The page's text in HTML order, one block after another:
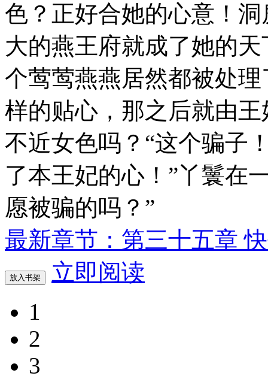
色？正好合她的心意！
大的燕王府就成了她的
个莺莺燕燕居然都被处
样的贴心，那之后就由
不近女色吗？“这个骗子
了本王妃的心！”丫鬟在
愿被骗的吗？”
最新章节：第三十五章
放入书架
立即阅读
1
2
3